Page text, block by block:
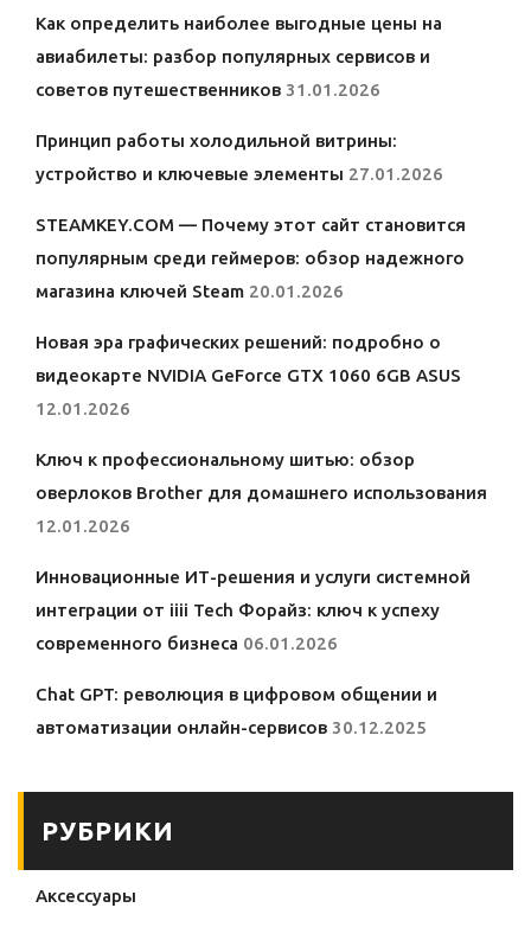
Как определить наиболее выгодные цены на
авиабилеты: разбор популярных сервисов и
советов путешественников 31.01.2026
Принцип работы холодильной витрины:
устройство и ключевые элементы 27.01.2026
STEAMKEY.COM — Почему этот сайт становится
популярным среди геймеров: обзор надежного
магазина ключей Steam 20.01.2026
Новая эра графических решений: подробно о
видеокарте NVIDIA GeForce GTX 1060 6GB ASUS
12.01.2026
Ключ к профессиональному шитью: обзор
оверлоков Brother для домашнего использования
12.01.2026
Инновационные ИТ-решения и услуги системной
интеграции от iiii Tech Форайз: ключ к успеху
современного бизнеса 06.01.2026
Chat GPT: революция в цифровом общении и
автоматизации онлайн-сервисов 30.12.2025
РУБРИКИ
Аксессуары